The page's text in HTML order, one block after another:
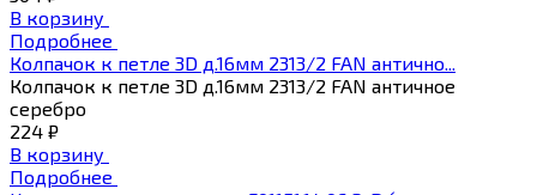
В корзину
Подробнее
Колпачок к петле 3D д.16мм 2313/2 FAN антично...
Колпачок к петле 3D д.16мм 2313/2 FAN античное
серебро
224 ₽
В корзину
Подробнее